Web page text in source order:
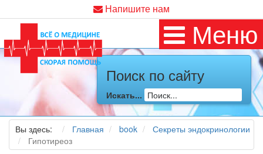
Напишите нам
Меню
Поиск по сайту
Искать...
Вы здесь: Главная book
Секреты эндокринологии
Гипотиреоз
Как я заболел во время локдауна?
Это странная ситуация: вы соблюдали все меры
предосторожности COVID-19 (вы почти все время дома),
но, тем не менее, вы каким-то образом простудились. Вы
можете задаться...